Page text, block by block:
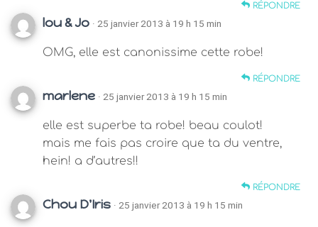
RÉPONDRE
lou & Jo · 25 janvier 2013 à 19 h 15 min
OMG, elle est canonissime cette robe!
RÉPONDRE
marlene · 25 janvier 2013 à 19 h 15 min
elle est superbe ta robe! beau coulot!
mais me fais pas croire que ta du ventre,
hein! a d’autres!!
RÉPONDRE
Chou D'Iris · 25 janvier 2013 à 19 h 15 min